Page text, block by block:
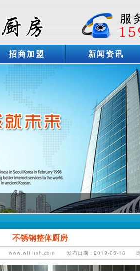
招商加盟 新闻资讯
不锈钢整体厨房
www.wfhhxh.com 发布日期：2019-05-18 浏